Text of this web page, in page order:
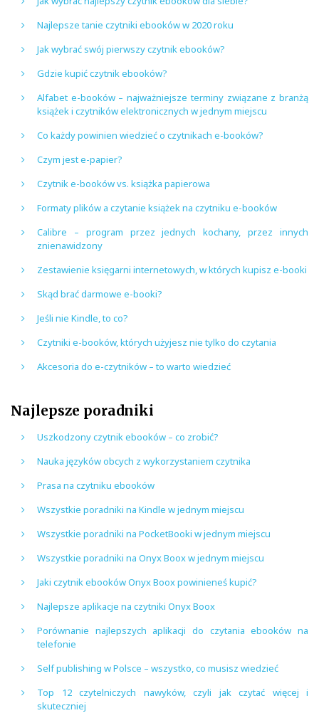
Najlepsze tanie czytniki ebooków w 2020 roku
Jak wybrać swój pierwszy czytnik ebooków?
Gdzie kupić czytnik ebooków?
Alfabet e-booków – najważniejsze terminy związane z branżą
książek i czytników elektronicznych w jednym miejscu
Co każdy powinien wiedzieć o czytnikach e-booków?
Czym jest e-papier?
Czytnik e-booków vs. książka papierowa
Formaty plików a czytanie książek na czytniku e-booków
Calibre – program przez jednych kochany, przez innych
znienawidzony
Zestawienie księgarni internetowych, w których kupisz e-booki
Skąd brać darmowe e-booki?
Jeśli nie Kindle, to co?
Czytniki e-booków, których użyjesz nie tylko do czytania
Akcesoria do e-czytników – to warto wiedzieć
Najlepsze poradniki
Uszkodzony czytnik ebooków – co zrobić?
Nauka języków obcych z wykorzystaniem czytnika
Prasa na czytniku ebooków
Wszystkie poradniki na Kindle w jednym miejscu
Wszystkie poradniki na PocketBooki w jednym miejscu
Wszystkie poradniki na Onyx Boox w jednym miejscu
Jaki czytnik ebooków Onyx Boox powinieneś kupić?
Najlepsze aplikacje na czytniki Onyx Boox
Porównanie najlepszych aplikacji do czytania ebooków na
telefonie
Self publishing w Polsce – wszystko, co musisz wiedzieć
Top 12 czytelniczych nawyków, czyli jak czytać więcej i
skuteczniej